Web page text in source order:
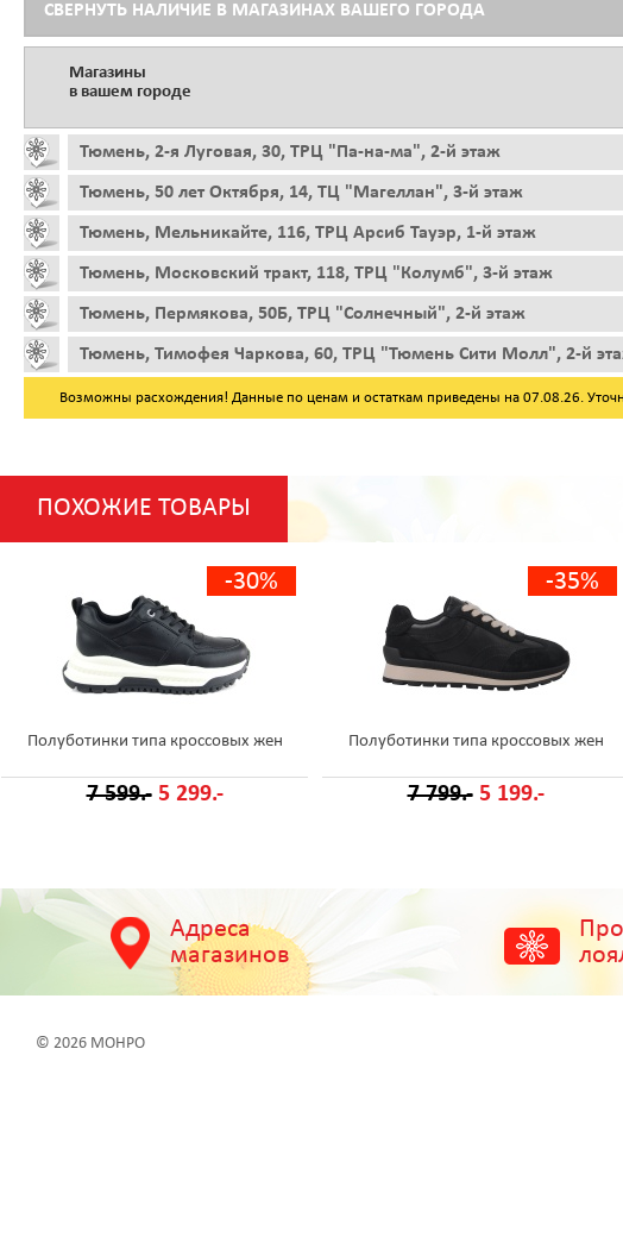
СВЕРНУТЬ НАЛИЧИЕ В МАГАЗИНАХ ВАШЕГО ГОРОДА
Магазины
в вашем городе
Тюмень, 2-я Луговая, 30, ТРЦ "Па-на-ма", 2-й этаж
Тюмень, 50 лет Октября, 14, ТЦ "Магеллан", 3-й этаж
Тюмень, Мельникайте, 116, ТРЦ Арсиб Тауэр, 1-й этаж
Тюмень, Московский тракт, 118, ТРЦ "Колумб", 3-й этаж
Тюмень, Пермякова, 50Б, ТРЦ "Солнечный", 2-й этаж
Тюмень, Тимофея Чаркова, 60, ТРЦ "Тюмень Сити Молл", 2-й
Возможны расхождения! Данные по ценам и остаткам приведены на 07.08.26.
ПОХОЖИЕ ТОВАРЫ
-30%
Полуботинки типа кроссовых жен
7 599.- 5 299.-
-35%
Полуботинки типа кроссовых жен
7 799.- 5 199.-
Адреса
магазинов
© 2026 МОНРО